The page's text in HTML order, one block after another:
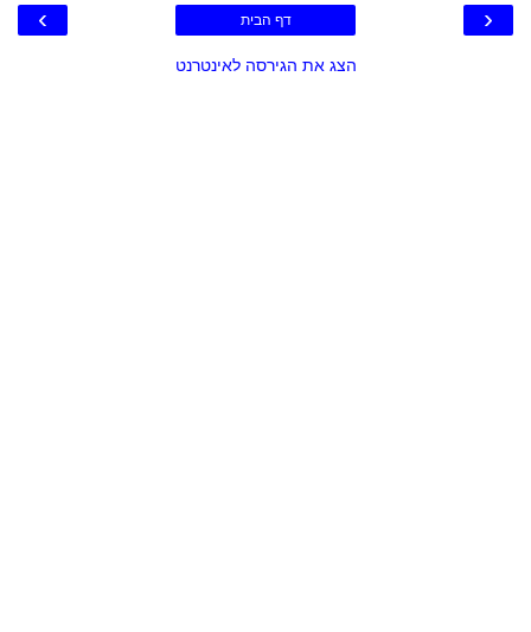
‹
› דף הבית
הצג את הגירסה לאינטרנט